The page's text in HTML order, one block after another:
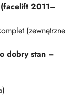
2011–
(zewnętrzne
dobry stan –